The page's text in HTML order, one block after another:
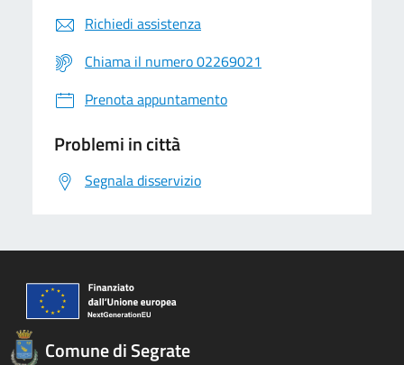
Richiedi assistenza
Chiama il numero 02269021
Prenota appuntamento
Problemi in città
Segnala disservizio
Comune di Segrate